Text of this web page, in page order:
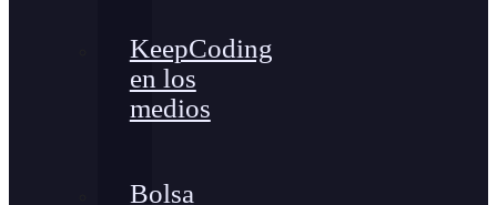
KeepCoding
en los
medios
Bolsa